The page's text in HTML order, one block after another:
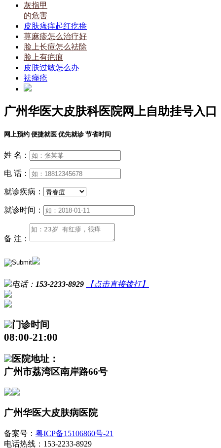
灰指甲
的危害
皮肤瘙痒起红疙瘩
荨麻疹怎么治疗好
脸上长痘怎么祛除
脸上有疤痕
皮肤过敏怎么办
祛痤疮
广州华医大皮肤科医院网上自助挂号入口
网上预约 便捷就医 优先就诊 节省时间
姓 名：
电 话：
就诊疾病：
就诊时间：
备 注：
电话： 153-2233-8929 【点击直接拨打】
门诊时间
08:00-21:00
医院地址：
广州市荔湾区南岸路66号
广州华医大皮肤病医院
备案号： 粤ICP备15106860号-21
电话热线：153-2233-8929